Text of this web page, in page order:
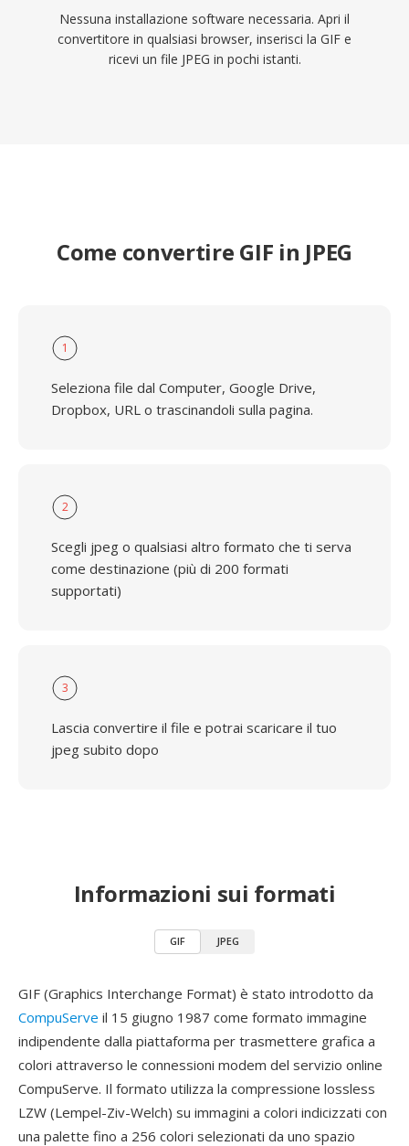
Nessuna installazione software necessaria. Apri il
convertitore in qualsiasi browser, inserisci la GIF e
ricevi un file JPEG in pochi istanti.
Come convertire GIF in JPEG
1
Seleziona file dal Computer, Google Drive,
Dropbox, URL o trascinandoli sulla pagina.
2
Scegli jpeg o qualsiasi altro formato che ti serva
come destinazione (più di 200 formati
supportati)
3
Lascia convertire il file e potrai scaricare il tuo
jpeg subito dopo
Informazioni sui formati
GIF JPEG
GIF (Graphics Interchange Format) è stato introdotto da
CompuServe il 15 giugno 1987 come formato immagine
indipendente dalla piattaforma per trasmettere grafica a
colori attraverso le connessioni modem del servizio online
CompuServe. Il formato utilizza la compressione lossless
LZW (Lempel-Ziv-Welch) su immagini a colori indicizzati con
una palette fino a 256 colori selezionati da uno spazio